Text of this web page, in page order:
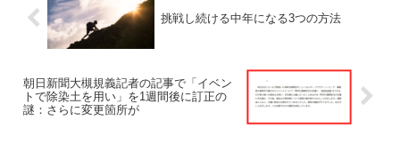
挑戦し続ける中年になる3つの方法
朝日新聞大槻規義記者の記事で「イベン
トで除染土を用い」を1週間後に訂正の
謎：さらに変更箇所が